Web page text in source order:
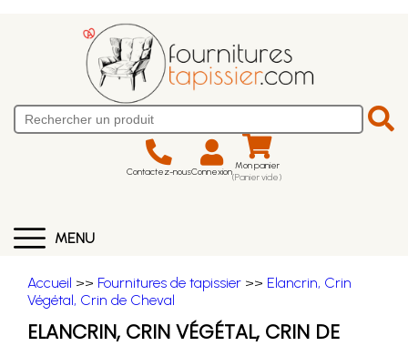
Contactez-nousConnexion Mon panier
(Panier vide)
MENU
Accueil >> Fournitures de tapissier >> Elancrin, Crin
Végétal, Crin de Cheval
ELANCRIN, CRIN VÉGÉTAL, CRIN DE